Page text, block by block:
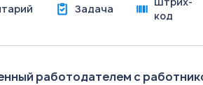
Задача
код
работодателем с